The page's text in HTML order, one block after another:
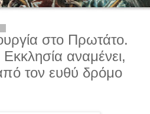
στο Πρωτάτο.
αναμένει,
τον ευθύ δρόμο